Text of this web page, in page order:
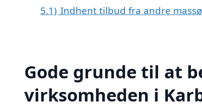
5.1) Indhent tilbud fra andre
Gode grunde til at
virksomheden i